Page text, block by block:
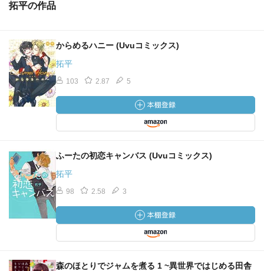
拓平の作品
からめるハニー (Uvuコミックス)
拓平
103 2.87 5
ふーたの初恋キャンバス (Uvuコミックス)
拓平
98 2.58 3
森のほとりでジャムを煮る 1 ~異世界ではじめる田舎